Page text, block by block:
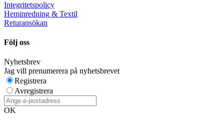
Integritetspolicy
Heminredning & Textil
Returansökan
Följ oss
Nyhetsbrev
Jag vill prenumerera på nyhetsbrevet
Registrera
Avregistrera
OK